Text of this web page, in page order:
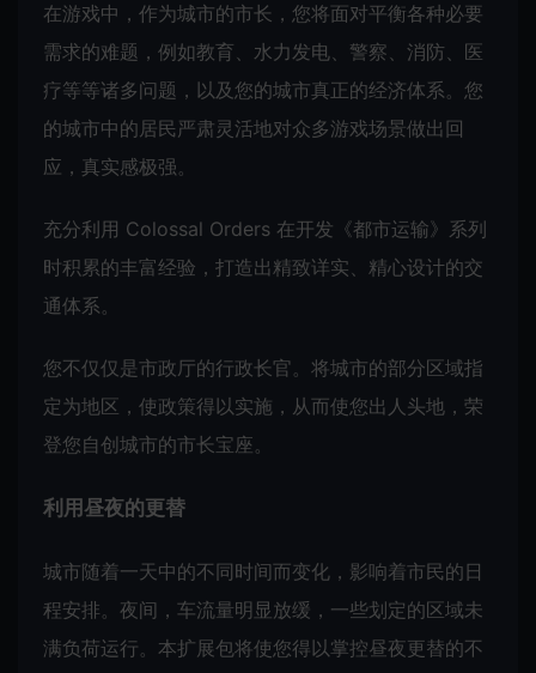
在游戏中，作为城市的市长，您将面对平衡各种必要
需求的难题，例如教育、水力发电、警察、消防、医
疗等等诸多问题，以及您的城市真正的经济体系。您
的城市中的居民严肃灵活地对众多游戏场景做出回
应，真实感极强。
充分利用 Colossal Orders 在开发《都市运输》系列
时积累的丰富经验，打造出精致详实、精心设计的交
通体系。
您不仅仅是市政厅的行政长官。将城市的部分区域指
定为地区，使政策得以实施，从而使您出人头地，荣
登您自创城市的市长宝座。
利用昼夜的更替
城市随着一天中的不同时间而变化，影响着市民的日
程安排。夜间，车流量明显放缓，一些划定的区域未
满负荷运行。本扩展包将使您得以掌控昼夜更替的不